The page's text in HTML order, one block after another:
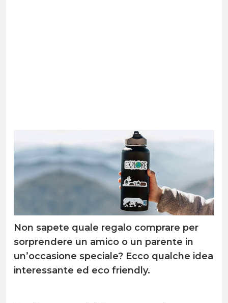
Non sapete quale regalo comprare per
sorprendere un amico o un parente in
un’occasione speciale? Ecco qualche idea
interessante ed eco friendly.